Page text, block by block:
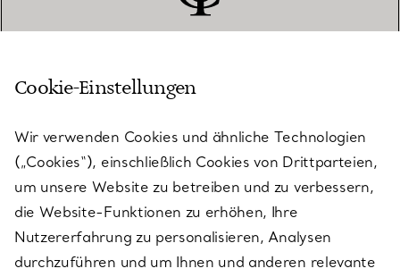
KUNDENSERVICE
SERVICES
ÜBER TIFFANY & CO.
Cookie-Einstellungen
Wir verwenden Cookies und ähnliche Technologien
(„Cookies“), einschließlich Cookies von Drittparteien,
um unsere Website zu betreiben und zu verbessern,
die Website-Funktionen zu erhöhen, Ihre
Nutzererfahrung zu personalisieren, Analysen
durchzuführen und um Ihnen und anderen relevante